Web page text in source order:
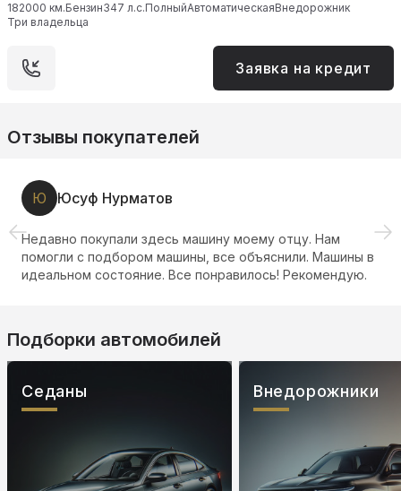
182000 км.Бензин347 л.с.ПолныйАвтоматическаяВнедорожник
Три владельца
Заявка на кредит
Отзывы покупателей
Ю Юсуф Нурматов
Недавно покупали здесь машину моему отцу. Нам
помогли с подбором машины, все объяснили. Машины в
идеальном состояние. Все понравилось! Рекомендую.
Подборки автомобилей
Седаны Внедорожники